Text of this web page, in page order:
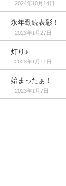
2024年10月14日
永年勤続表彰！
2023年1月27日
灯り♪
2023年1月11日
始まったぁ！
2023年1月7日